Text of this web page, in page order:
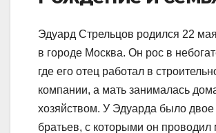
Эдуард Стрельцов родился 22
в городе Москва. Он рос в
где его отец работал в
компании, а мать занималась
хозяйством. У Эдуарда было
братьев, с которыми он проводил